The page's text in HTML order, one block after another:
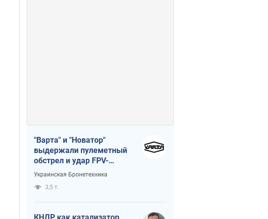
"Варта" и "Новатор"
выдержали пулеметный
обстрел и удар FPV-
дрона, сохранив жизнь
Украинская Бронетехника
3,5 т.